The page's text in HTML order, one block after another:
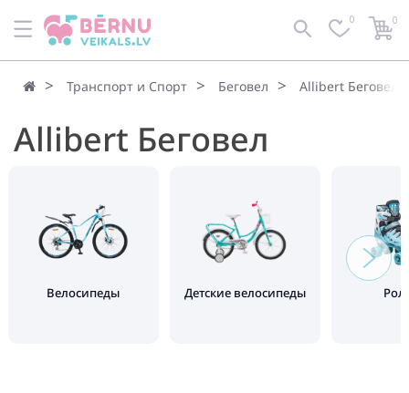
0 0
Транспорт и Спорт Беговел Allibert Беговел
Allibert Беговел
Велосипеды Детские велосипеды